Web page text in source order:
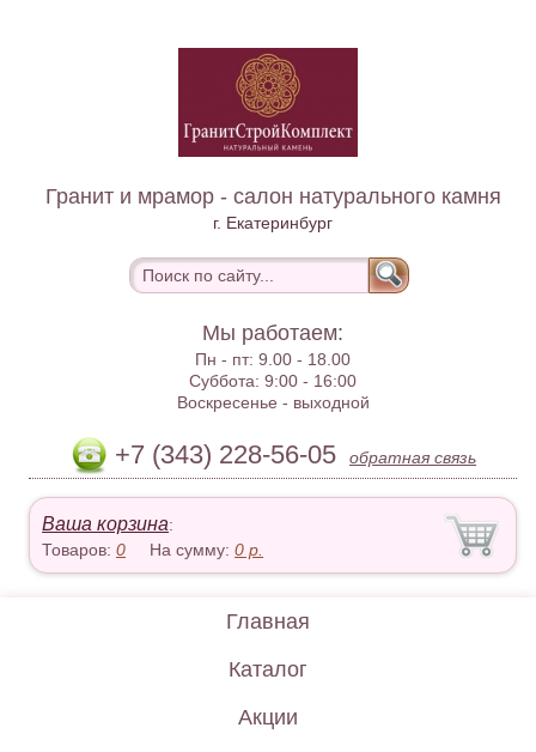
Гранит и мрамор - салон натурального камня
г. Екатеринбург
Мы работаем:
Пн - пт:9.00 - 18.00
Суббота:9:00 - 16:00
Воскресенье - выходной
+7 (343) 228-56-05 обратная связь
Ваша корзина:
Товаров:0 На сумму:0 р.
Главная
Каталог
Акции